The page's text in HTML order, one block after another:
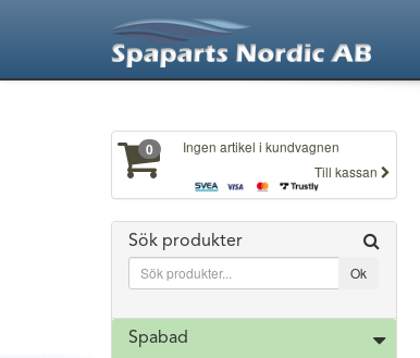
0
Ingen artikel i kundvagnen
Till kassan
Sök produkter
Spabad